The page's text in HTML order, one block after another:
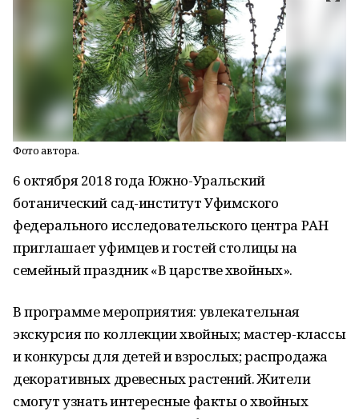
Фото автора.
6 октября 2018 года Южно-Уральский
ботанический сад-институт Уфимского
федерального исследовательского центра РАН
приглашает уфимцев и гостей столицы на
семейный праздник «В царстве хвойных».
В программе мероприятия: увлекательная
экскурсия по коллекции хвойных; мастер-классы
и конкурсы для детей и взрослых; распродажа
декоративных древесных растений. Жители
смогут узнать интересные факты о хвойных